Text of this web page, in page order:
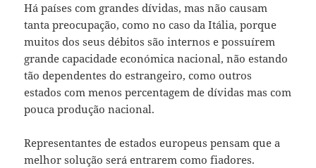
Há países com grandes dívidas, mas não causam
tanta preocupação, como no caso da Itália, porque
muitos dos seus débitos são internos e possuírem
grande capacidade económica nacional, não estando
tão dependentes do estrangeiro, como outros
estados com menos percentagem de dívidas mas com
pouca produção nacional.
Representantes de estados europeus pensam que a
melhor solução será entrarem como fiadores.